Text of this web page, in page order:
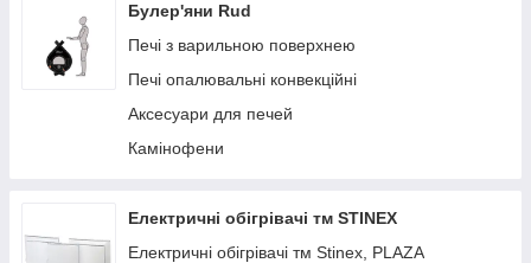
Булер'яни Rud
Печі з варильною поверхнею
Печі опалювальні конвекційні
Аксесуари для печей
Камінофени
Електричні обігрівачі тм STINEX
Електричні обігрівачі тм Stinex, PLAZA